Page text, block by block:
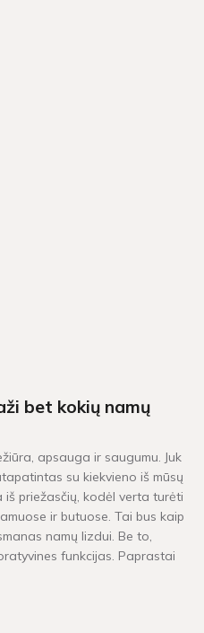
bet kokių namų
apsauga ir saugumu. Juk
su kiekvieno iš mūsų
iš priežasčių, kodėl verta turėti
ir butuose. Tai bus kaip
namų lizdui. Be to,
funkcijas. Paprastai
lipdiniais ar keramika, ir